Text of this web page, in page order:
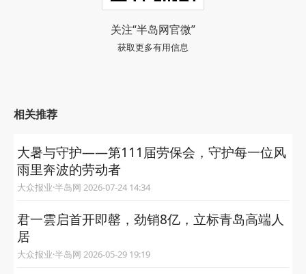
关注“半岛网官微”
获取更多有用信息
相关推荐
大暑与守护——第111届劳保会，守护每一位风
雨里奔波的劳动者
大众报业·半岛网 2026-07-24 14:34
君一雲启首开即罄，劲销8亿，立标青岛高端人
居
大众报业·半岛网 2026-05-29 19:19